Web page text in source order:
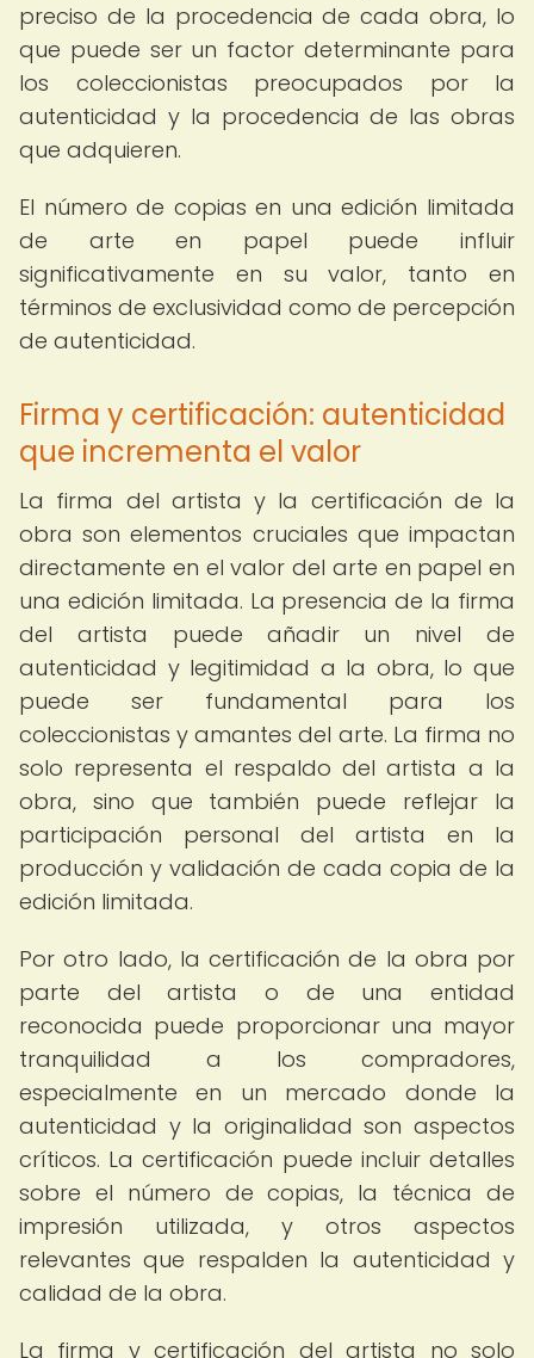
preciso de la procedencia de cada obra, lo
que puede ser un factor determinante para
los coleccionistas preocupados por la
autenticidad y la procedencia de las obras
que adquieren.
El número de copias en una edición limitada
de arte en papel puede influir
significativamente en su valor, tanto en
términos de exclusividad como de percepción
de autenticidad.
Firma y certificación: autenticidad
que incrementa el valor
La firma del artista y la certificación de la
obra son elementos cruciales que impactan
directamente en el valor del arte en papel en
una edición limitada. La presencia de la firma
del artista puede añadir un nivel de
autenticidad y legitimidad a la obra, lo que
puede ser fundamental para los
coleccionistas y amantes del arte. La firma no
solo representa el respaldo del artista a la
obra, sino que también puede reflejar la
participación personal del artista en la
producción y validación de cada copia de la
edición limitada.
Por otro lado, la certificación de la obra por
parte del artista o de una entidad
reconocida puede proporcionar una mayor
tranquilidad a los compradores,
especialmente en un mercado donde la
autenticidad y la originalidad son aspectos
críticos. La certificación puede incluir detalles
sobre el número de copias, la técnica de
impresión utilizada, y otros aspectos
relevantes que respalden la autenticidad y
calidad de la obra.
La firma y certificación del artista no solo